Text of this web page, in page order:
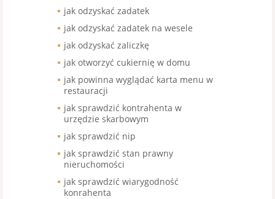
jak odzyskać zadatek
jak odzyskać zadatek na wesele
jak odzyskać zaliczkę
jak otworzyć cukiernię w domu
jak powinna wyglądać karta menu w
restauracji
jak sprawdzić kontrahenta w
urzędzie skarbowym
jak sprawdzić nip
jak sprawdzić stan prawny
nieruchomości
jak sprawdzić wiarygodność
konrahenta